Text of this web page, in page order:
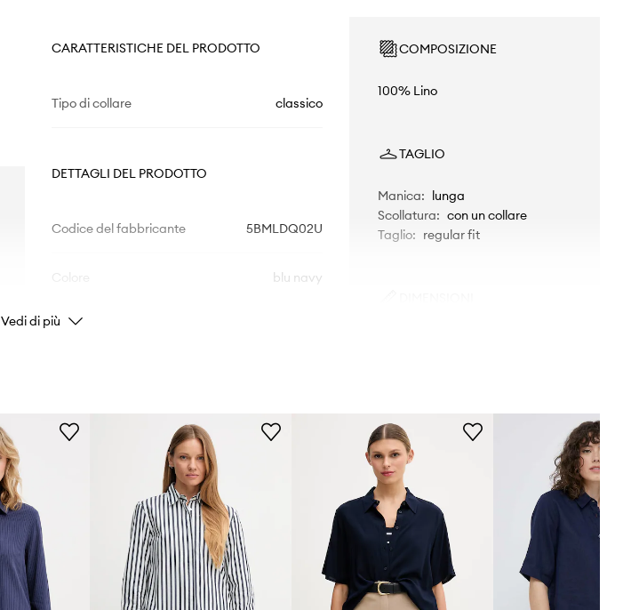
CARATTERISTICHE DEL PRODOTTO
Tipo di collare classico
DETTAGLI DEL PRODOTTO
Codice del fabbricante 5BMLDQ02U
blu navy
Marchio/Brand
ID prodotto
COMPOSIZIONE
100% Lino
TAGLIO
Manica: lunga
Scollatura: con un collare
Taglio: regular fit
taglia che si indossa normalmente.
Le taglie presentate nel negozio sono
state convertite secondo la tabella
taglie standard europea.
Sull'etichetta del prodotto
consegnato è presente la marcatura
originale del produttore.
Tabella di taglie
Vedi di più